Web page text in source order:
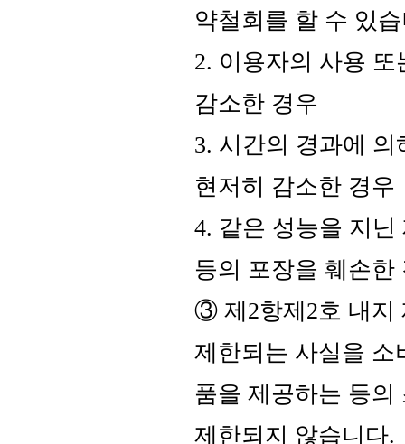
약철회를 할 수 있
2. 이용자의 사용
감소한 경우
3. 시간의 경과에
현저히 감소한 경우
4. 같은 성능을 지
등의 포장을 훼손한
③ 제2항제2호 내지
제한되는 사실을 소
품을 제공하는 등
제한되지 않습니다.